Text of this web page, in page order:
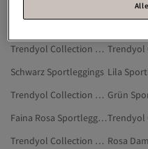
Trendyol Collection Blau Sportleggings
Schwarz Sportleggings Lila
Trendyol Collection Weiß Sportleggings Grün
Faina Rosa Sportleggings
Trendyol Collection Beige Sportleggings